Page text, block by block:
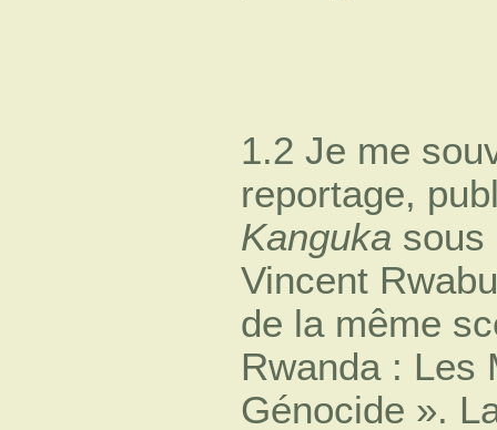
1.2 Je me
reportage,
Kanguka sous
Vincent
de la même
Rwanda : Les
Génocide ».